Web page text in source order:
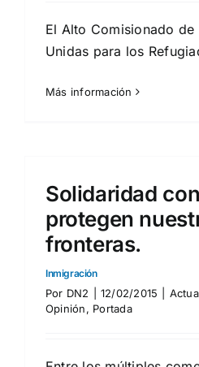
El Alto Comisionado de
Unidas para los
Más información
Solidaridad
protegen
fronteras.
Inmigración
Por DN2 12/02/2015
Opinión, Portada